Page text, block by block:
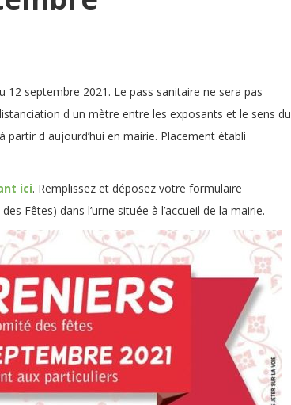
septembre 2021. Le pass sanitaire ne sera pas
d un mètre entre les exposants et le sens du
d aujourd’hui en mairie. Placement établi
ici. Remplissez et déposez votre formulaire
Fêtes) dans l’urne située à l’accueil de la mairie.